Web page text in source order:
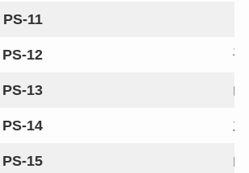
PS-11
PS-12
PS-13
PS-14
PS-15